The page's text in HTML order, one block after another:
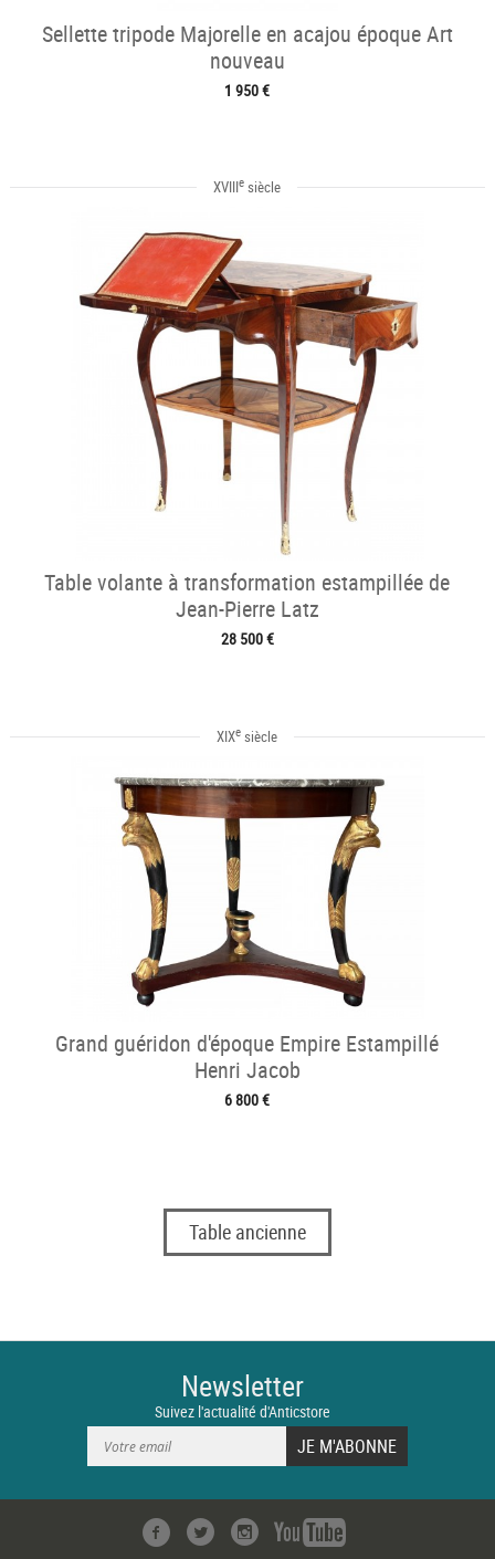
Sellette tripode Majorelle en acajou époque Art
nouveau
1 950 €
XVIIIe siècle
Table volante à transformation estampillée de
Jean-Pierre Latz
28 500 €
XIXe siècle
Grand guéridon d'époque Empire Estampillé
Henri Jacob
6 800 €
Table ancienne
Newsletter
Suivez l'actualité d'Anticstore